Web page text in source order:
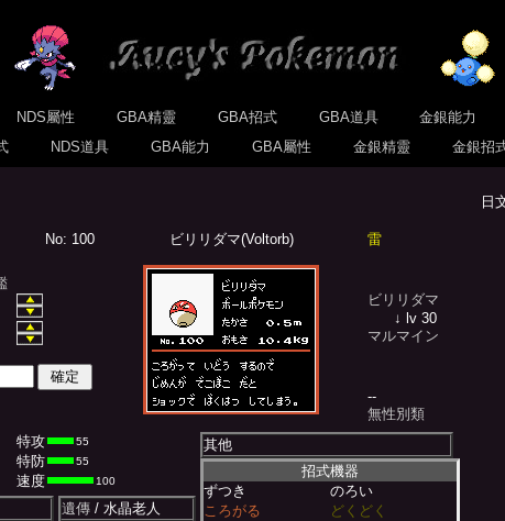
NDS屬性 GBA精靈 GBA招式 GBA道具
金銀能力
NDS道具 GBA能力 GBA屬性 金銀精靈 金銀招
日
No: 100 ビリリダマ(Voltorb) 雷
ビリリダマ
↓ lv 30
マルマイン
--
無性別類
特攻 55
特防 55
速度 100
其他
招式機器
ずつき
のろい
ころがる
どくどく
遺傳/ 水晶老人